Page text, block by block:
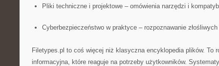
Pliki techniczne i projektowe – omówienia narzędzi i
Cyberbezpieczeństwo w praktyce – rozpoznawanie złośliwych
Filetypes.pl to coś więcej niż klasyczna encyklopedia plików. To
informacyjna, które reaguje na potrzeby użytkowników.